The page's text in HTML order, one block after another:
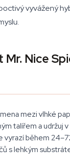
vyvážený
Nice
mezi vlhké
talířem a udržuj
vyrazí během
s lehkým